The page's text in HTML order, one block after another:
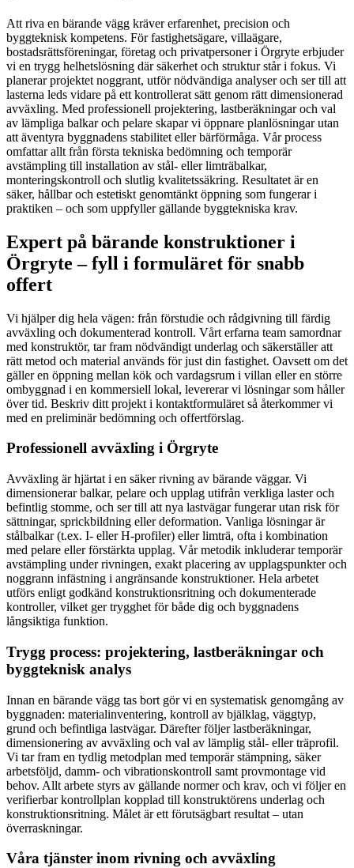
Att riva en bärande vägg kräver erfarenhet, precision och
byggteknisk kompetens. För fastighetsägare, villaägare,
bostadsrättsföreningar, företag och privatpersoner i Örgryte erbjuder
vi en trygg helhetslösning där säkerhet och struktur står i fokus. Vi
planerar projektet noggrant, utför nödvändiga analyser och ser till att
lasterna leds vidare på ett kontrollerat sätt genom rätt dimensionerad
avväxling. Med professionell projektering, lastberäkningar och val
av lämpliga balkar och pelare skapar vi öppnare planlösningar utan
att äventyra byggnadens stabilitet eller bärförmåga. Vår process
omfattar allt från första tekniska bedömning och temporär
avstämpling till installation av stål- eller limträbalkar,
monteringskontroll och slutlig kvalitetssäkring. Resultatet är en
säker, hållbar och estetiskt genomtänkt öppning som fungerar i
praktiken – och som uppfyller gällande byggtekniska krav.
Expert på bärande konstruktioner i
Örgryte – fyll i formuläret för snabb
offert
Vi hjälper dig hela vägen: från förstudie och rådgivning till färdig
avväxling och dokumenterad kontroll. Vårt erfarna team samordnar
med konstruktör, tar fram nödvändigt underlag och säkerställer att
rätt metod och material används för just din fastighet. Oavsett om det
gäller en öppning mellan kök och vardagsrum i villan eller en större
ombyggnad i en kommersiell lokal, levererar vi lösningar som håller
över tid. Beskriv ditt projekt i kontaktformuläret så återkommer vi
med en preliminär bedömning och offertförslag.
Professionell avväxling i Örgryte
Avväxling är hjärtat i en säker rivning av bärande väggar. Vi
dimensionerar balkar, pelare och upplag utifrån verkliga laster och
befintlig stomme, och ser till att nya lastvägar fungerar utan risk för
sättningar, sprickbildning eller deformation. Vanliga lösningar är
stålbalkar (t.ex. I- eller H-profiler) eller limträ, ofta i kombination
med pelare eller förstärkta upplag. Vår metodik inkluderar temporär
avstämpling under rivningen, exakt placering av upplagspunkter och
noggrann infästning i angränsande konstruktioner. Hela arbetet
utförs enligt godkänd konstruktionsritning och dokumenterade
kontroller, vilket ger trygghet för både dig och byggnadens
långsiktiga funktion.
Trygg process: projektering, lastberäkningar och
byggteknisk analys
Innan en bärande vägg tas bort gör vi en systematisk genomgång av
byggnaden: materialinventering, kontroll av bjälklag, väggtyp,
grund och befintliga lastvägar. Därefter följer lastberäkningar,
dimensionering av avväxling och val av lämplig stål- eller träprofil.
Vi tar fram en tydlig metodplan med temporär stämpning, säker
arbetsföljd, damm- och vibrationskontroll samt provmontage vid
behov. Allt arbete styrs av gällande normer och krav, och vi följer en
verifierbar kontrollplan kopplad till konstruktörens underlag och
konstruktionsritning. Målet är ett förutsägbart resultat – utan
överraskningar.
Våra tjänster inom rivning och avväxling